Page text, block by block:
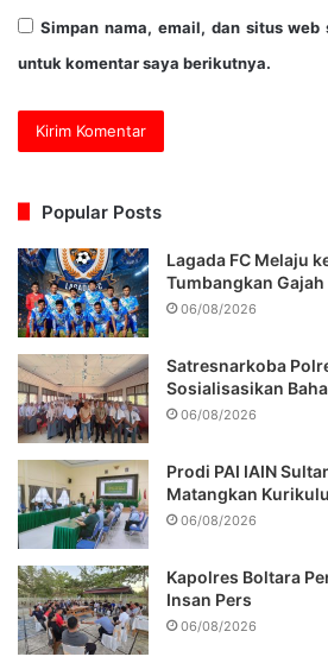
Simpan nama, email, dan situs web
untuk komentar saya berikutnya.
Popular Posts
Lagada FC Melaju
Tumbangkan Gajah
06/08/2026
Satresnarkoba
Sosialisasikan
06/08/2026
Prodi PAI IAIN
Matangkan
06/08/2026
Kapolres Boltara
Insan Pers
06/08/2026